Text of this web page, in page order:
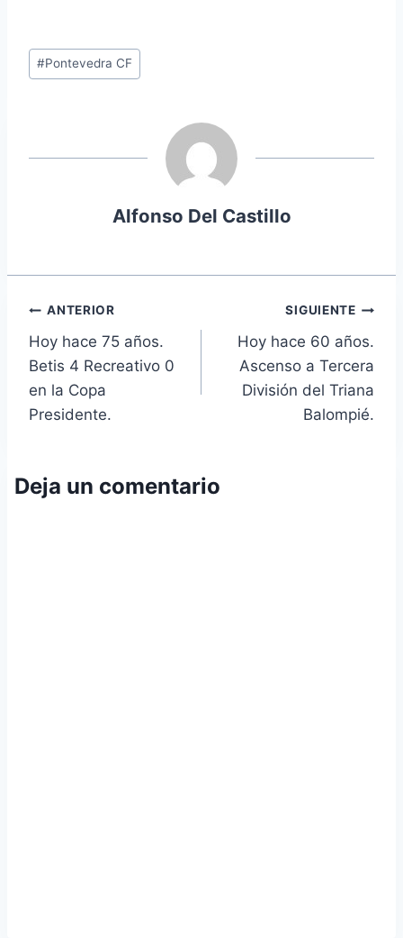
Etiquetas
de
#Pontevedra CF
Alfonso Del Castillo
Navegación
de
entradas
ANTERIOR
Hoy hace 75 años.
Betis 4 Recreativo 0
en la Copa
Presidente.
SIGUIENTE
Hoy hace 60 años.
Ascenso a Tercera
División del Triana
Balompié.
Deja un comentario